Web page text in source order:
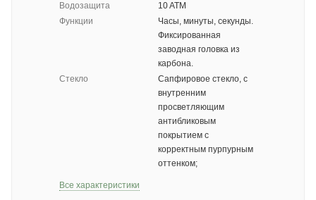
Водозащита
10 ATM
Функции
Часы, минуты, секунды.
Фиксированная
заводная головка из
карбона.
Стекло
Сапфировое стекло, с
внутренним
просветляющим
антибликовым
покрытием с
корректным пурпурным
оттенком;
Все характеристики